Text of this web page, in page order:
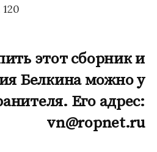
этот сборник и
Белкина можно у
Его адрес:
vn@ropnet.ru